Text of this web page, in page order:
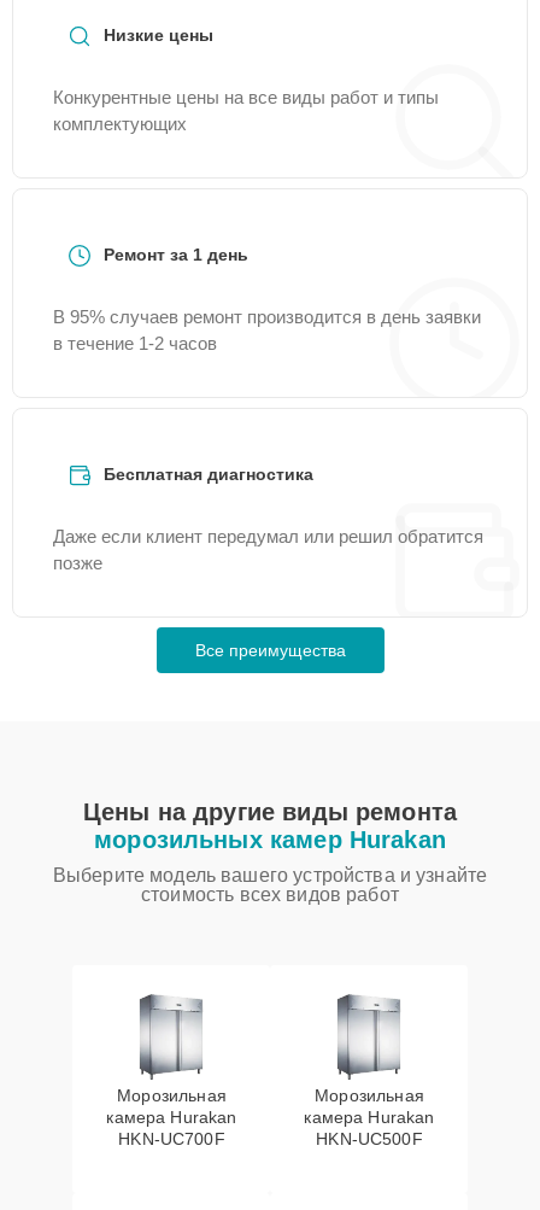
Низкие цены
Конкурентные цены на все виды работ и типы
комплектующих
Ремонт за 1 день
В 95% случаев ремонт производится в день заявки
в течение 1-2 часов
Бесплатная диагностика
Даже если клиент передумал или решил обратится
позже
Все преимущества
Цены на другие виды ремонта
морозильных камер Hurakan
Выберите модель вашего устройства и узнайте
стоимость всех видов работ
Морозильная
камера Hurakan
HKN-UC700F
Морозильная
камера Hurakan
HKN-UC500F